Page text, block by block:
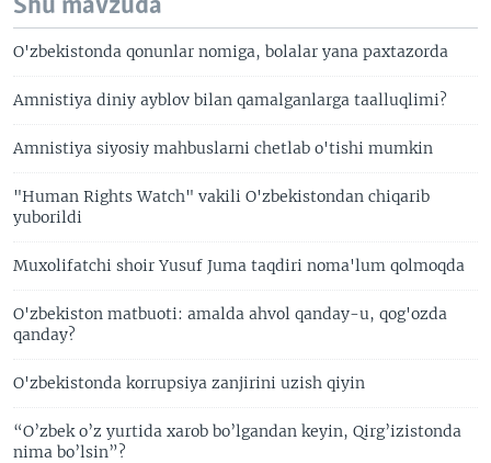
Shu mavzuda
O'zbekistonda qonunlar nomiga, bolalar yana paxtazorda
Amnistiya diniy ayblov bilan qamalganlarga taalluqlimi?
Amnistiya siyosiy mahbuslarni chetlab o'tishi mumkin
"Human Rights Watch" vakili O'zbekistondan chiqarib
yuborildi
Muxolifatchi shoir Yusuf Juma taqdiri noma'lum qolmoqda
O'zbekiston matbuoti: amalda ahvol qanday-u, qog'ozda
qanday?
O'zbekistonda korrupsiya zanjirini uzish qiyin
“O’zbek o’z yurtida xarob bo’lgandan keyin, Qirg’izistonda
nima bo’lsin”?